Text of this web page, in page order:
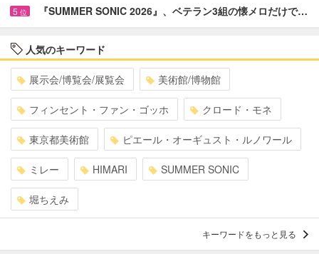
5 位 『SUMMER SONIC 2026』、ベテラン3組の懐メロだけで…
人気のキーワード
展示会/博覧会/展覧会 美術館/博物館
フィンセント・ファン・ゴッホ クロード・モネ
東京都美術館 ピエール・オーギュスト・ルノワール
ミレー HIMARI SUMMER SONIC
堀ちえみ
キーワードをもっと見る